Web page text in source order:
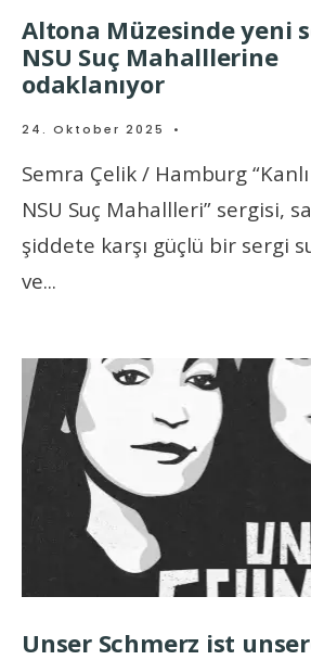
Altona Müzesinde yeni
NSU Suç Mahalllerine
odaklanıyor
24. Oktober 2025 •
Semra Çelik / Hamburg
NSU Suç Mahallleri” sergisi,
şiddete karşı güçlü bir sergi
ve...
Unser Schmerz ist